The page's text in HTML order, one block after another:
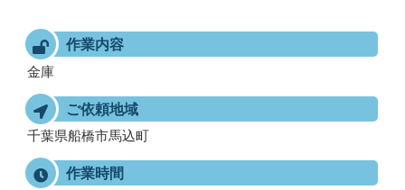
作業内容
金庫
ご依頼地域
千葉県船橋市馬込町
作業時間